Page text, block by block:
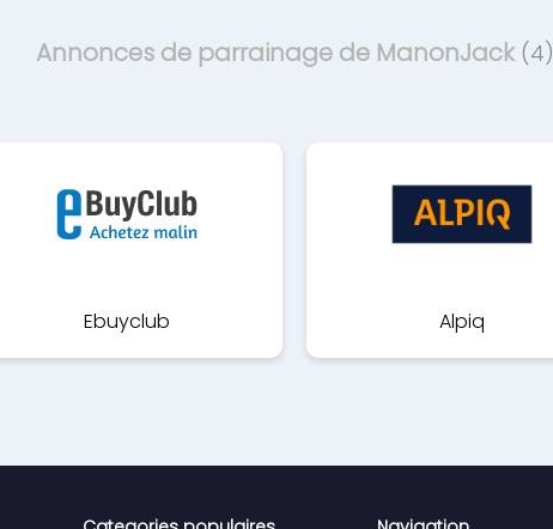
Annonces de parrainage de ManonJack (4)
Ebuyclub Alpiq